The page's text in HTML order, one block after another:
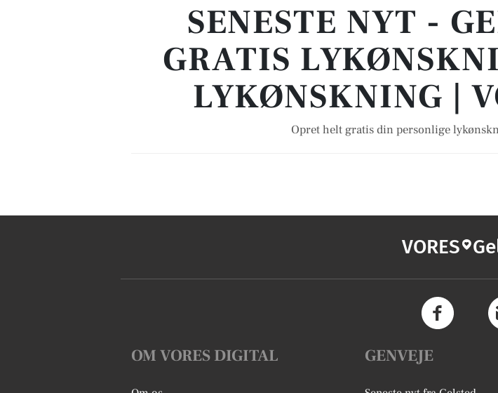
SENESTE NYT -
GRATIS
LYKØNSKNING |
Opret helt gratis din personlige
VORES
OM VORES DIGITAL GENVEJE